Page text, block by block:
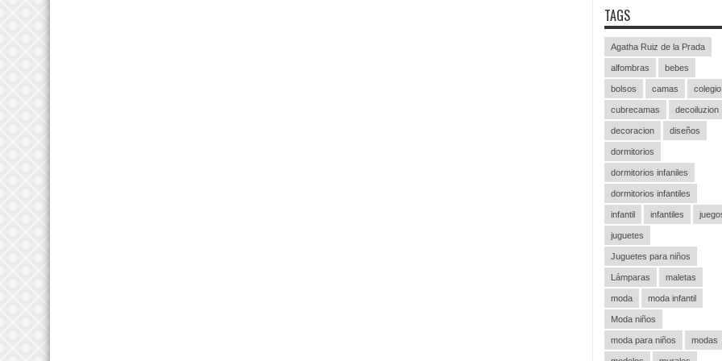
TAGS
Agatha Ruiz de la Prada
alfombras bebes
bolsos camas colegio
cubrecamas decoiluzion
decoracion diseños
dormitorios
dormitorios infaniles
dormitorios infantiles
infantil infantiles
juguetes
Juguetes para niños
Lámparas maletas
moda moda infantil
Moda niños
moda para niños modas